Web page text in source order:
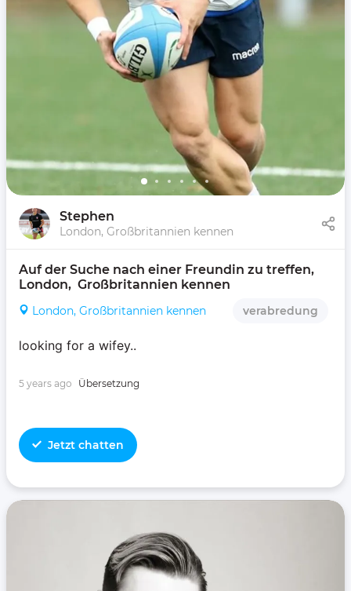
Stephen
London, Großbritannien kennen
Auf der Suche nach einer Freundin zu treffen,
London,  Großbritannien kennen
London, Großbritannien kennen verabredung
looking for a wifey..
5 years ago Übersetzung
Jetzt chatten